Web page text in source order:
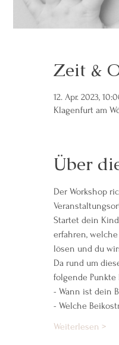
Zeit &
12. Apr. 2023,
Klagenfurt am
Über
Der Workshop
Startet dein
erfahren,
lösen und du
Da rund um
folgende Punkte
- Wann ist dein
- Welche
Weiterlesen >